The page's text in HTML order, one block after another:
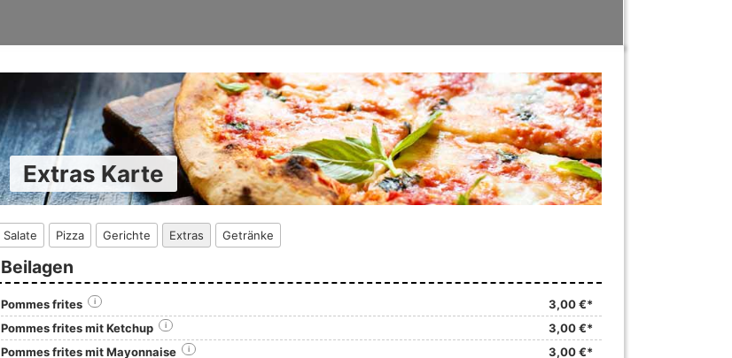
Extras Karte
Salate Pizza Gerichte Extras Getränke
Beilagen
Pommes frites 3,00 €*
i
Pommes frites mit Ketchup 3,00 €*
i
Pommes frites mit Mayonnaise 3,00 €*
i